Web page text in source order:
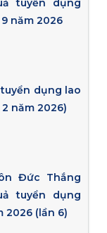
tuyển dụng
năm 2026
dụng lao
năm 2026)
Đức Thắng
tuyển dụng
2026 (lần 6)